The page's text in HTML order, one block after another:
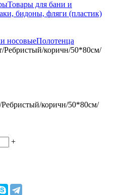
Товары для бани и
бидоны, фляги (пластик)
носовыеПолотенца
Ребристый/коричн/50*80см/
коричн/50*80см/
+